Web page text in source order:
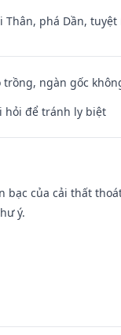
phá Dần, tuyệt
ngàn gốc
hỏi để tránh ly biệt
bạc của cải thất
ý.